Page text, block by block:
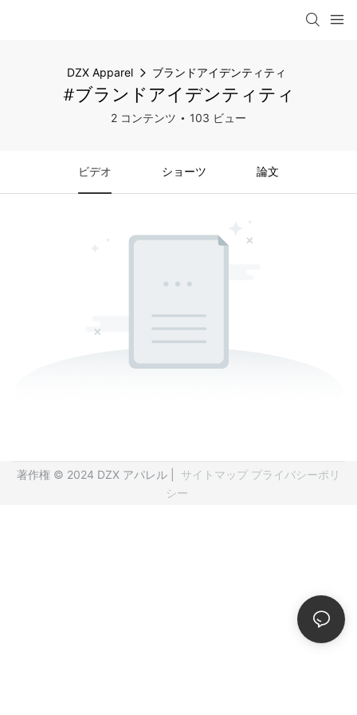
DZX Apparel ブランドアイデンティティ
#ブランドアイデンティティ
2 コンテンツ 103 ビュー
ビデオ ショーツ 論文
著作権 © 2024 DZX アパレル | サイトマップ プライバシーポリ
シー